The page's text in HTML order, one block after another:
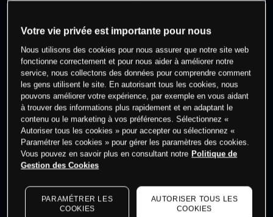
0 % des clients ont une position à
cet actif
Commencez à trader
dernières données du marché.Log into see latest
market data
Votre vie privée est importante pour nous
Nous utilisons des cookies pour nous assurer que notre site web
fonctionne correctement et pour nous aider à améliorer notre
service, nous collectons des données pour comprendre comment
les gens utilisent le site. En autorisant tous les cookies, nous
pouvons améliorer votre expérience, par exemple en vous aidant
à trouver des informations plus rapidement et en adaptant le
contenu ou le marketing à vos préférences. Sélectionnez «
Autoriser tous les cookies » pour accepter ou sélectionnez «
Paramétrer les cookies » pour gérer les paramètres des cookies.
Vous pouvez en savoir plus en consultant notre Politique de
Gestion des Cookies
PARAMÉTRER LES
COOKIES
AUTORISER TOUS LES
COOKIES